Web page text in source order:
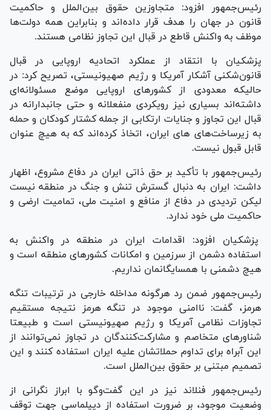
رئیس‌جمهور افزود: متجاوزین حقوق بین‌الملل و حاکمیت
قانون در جهان را هدف قرار داده‌اند و بنابراین همه دولت‌ها
موظف به واکنش قاطع در قبال این تجاوز نظامی هستند.
پزشکیان با انتقاد از عملکرد اتحادیه اروپایی در قبال
قانون‌شکنی آشکار آمریکا و رژیم صهیونیستی، تصریح کرد: در
حالیکه معدودی از کشور‌های اروپایی موضع مسئولانه‌ای
داشته‌اند بسیاری نیز رویکردی منفعلانه و حتی جانبدارانه در
قبال این تجاوز و جنایات ارتکابی از جمله کشتار کودکان و حمله
به زیرساخت‌های های ایران، اتخاذ کرده‌اند که به هیچ عنوان
قابل قبول نیست.
رئیس‌جمهور با تأکید بر حق ذاتی ایران در دفاع مشروع، اظهار
داشت: ایران به دنبال گسترش تنش و جنگ در منطقه نیست
لیکن تردیدی در دفاع از منافع و امنیت ملی، تمامیت ارضی و
حاکمیت ملی خود ندارد.
پزشکیان افزود: اقدامات ایران در منطقه در واکنش به
استفاده دشمن از سرزمین و امکانات کشور‌های منطقه است و
هیچ دشمنی با همسایگانمان نداریم.
رئیس‌جمهور ضمن رد هرگونه مداخله خارجی در ترتیبات تنگه
هرمز، گفت: ناامنی موجود در تنگه هرمز نتیجه مستقیم
تجاوزات نظامی آمریکا و رژیم صهیونیستی است و طبیعتا
شناور‌های متخاصم و مشارکت‌کنندگان در تجاوز نمی‌توانند از
این آبراه برای تداوم حملاتشان علیه ایران استفاده کنند و این
تصمیم مبتنی بر حقوق بین‌الملل است.
رئیس‌جمهور فنلاند نیز در این گفت‌و‌گو با ابراز نگرانی از
وضعیت موجود، بر ضرورت استفاده از دیپلماسی جهت توقف